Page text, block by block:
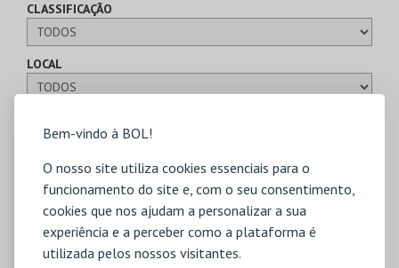
Bem-vindo à BOL!
O nosso site utiliza cookies essenciais para o
funcionamento do site e, com o seu consentimento,
cookies que nos ajudam a personalizar a sua
experiência e a perceber como a plataforma é
utilizada pelos nossos visitantes.
CLASSIFICAÇÃO
LOCAL
CARTÕES
TIPO
MERCHANDISE